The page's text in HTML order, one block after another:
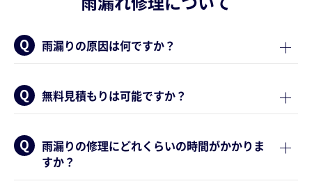
雨漏りの原因は何ですか？
無料見積もりは可能ですか？
雨漏りの修理にどれくらいの時間がかかりま
すか？